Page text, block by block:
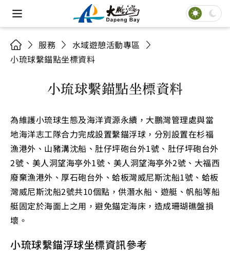
服務
水域遊憩活動專區
小琉球繫錨點坐標資料
小琉球繫錨點坐標資料
為維護小琉球生態及海洋資源永續，大鵬灣管理處與當
地海洋志工隊合力完成設置繫錨浮球，分別設置在杉福
漁港外、山豬溝沈船、肚仔坪砲台外1號、肚仔坪砲台外
2號、美人洞望海亭外1號、美人洞望海亭外2號、大福西
廢棄漁港外、厚石砲台外、蛤板灣威尼斯沈船1號、蛤板
灣威尼斯沈船2號共10個點，供潛水船、遊艇、帆船等船
艇固定於海面上之用，避免錨定海床，造成珊瑚礁盤損
壞。
小琉球繫錨浮球坐標資訊參考